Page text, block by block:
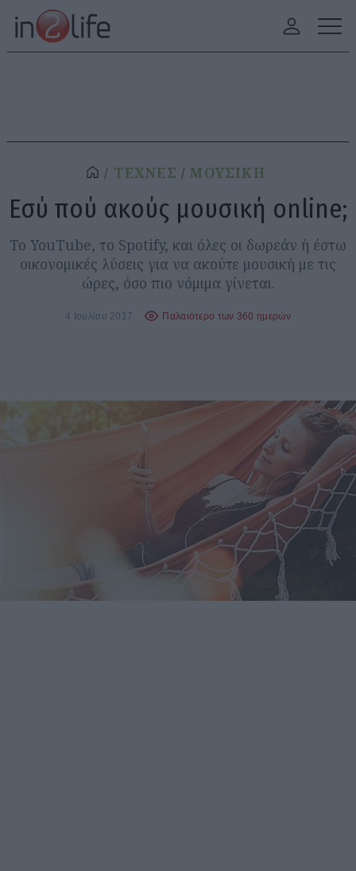
ΤΕΧΝΕΣ ΜΟΥΣΙΚΗ
Εσύ πού ακούς μουσική online;
Το YouTube, το Spotify, και όλες οι δωρεάν ή έστω
οικονομικές λύσεις για να ακούτε μουσική με τις
ώρες, όσο πιο νόμιμα γίνεται.
4 Ιουλίου 2017 Παλαιότερο των 360 ημερών